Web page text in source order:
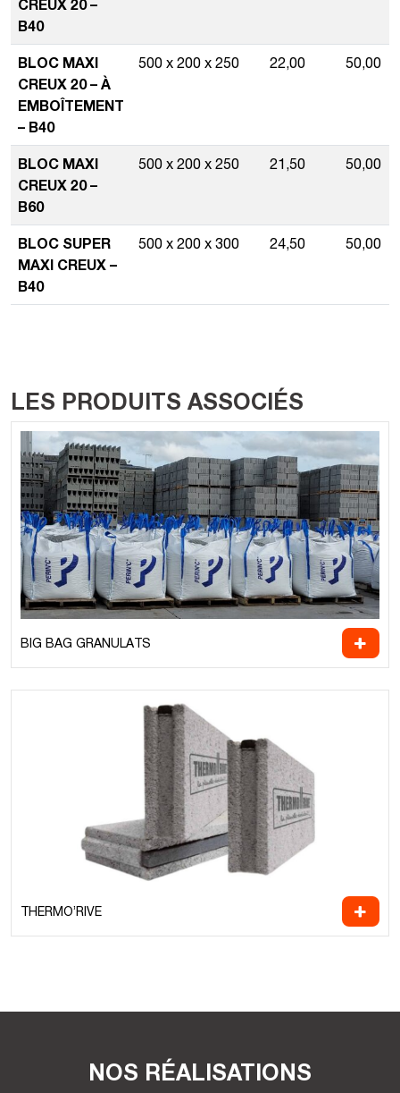
CREUX 20 –
B40
BLOC MAXI
CREUX 20 – À
EMBOÎTEMENT
– B40
500 x 200 x 250 22,00 50,00
BLOC MAXI
CREUX 20 –
B60
500 x 200 x 250 21,50 50,00
BLOC SUPER
MAXI CREUX –
B40
500 x 200 x 300 24,50 50,00
LES PRODUITS ASSOCIÉS
BIG BAG GRANULATS
THERMO’RIVE
NOS RÉALISATIONS